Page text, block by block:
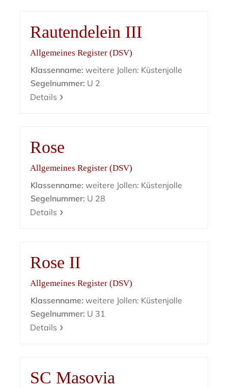
Rautendelein III
Allgemeines Register (DSV)
Klassenname: weitere Jollen: Küstenjolle
Segelnummer: U 2
Details
Rose
Allgemeines Register (DSV)
Klassenname: weitere Jollen: Küstenjolle
Segelnummer: U 28
Details
Rose II
Allgemeines Register (DSV)
Klassenname: weitere Jollen: Küstenjolle
Segelnummer: U 31
Details
SC Masovia